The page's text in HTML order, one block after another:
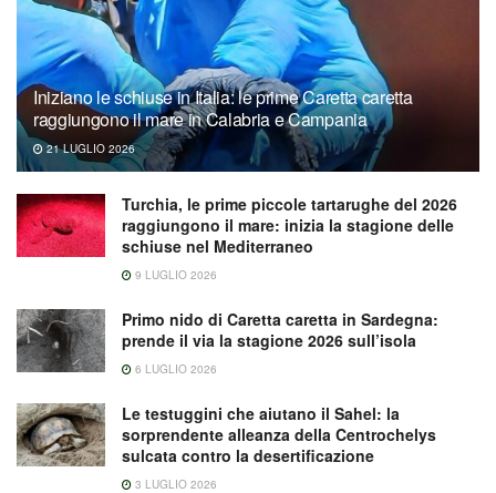
Iniziano le schiuse in Italia: le prime Caretta caretta
raggiungono il mare in Calabria e Campania
21 LUGLIO 2026
Turchia, le prime piccole tartarughe del 2026
raggiungono il mare: inizia la stagione delle
schiuse nel Mediterraneo
9 LUGLIO 2026
Primo nido di Caretta caretta in Sardegna:
prende il via la stagione 2026 sull’isola
6 LUGLIO 2026
Le testuggini che aiutano il Sahel: la
sorprendente alleanza della Centrochelys
sulcata contro la desertificazione
3 LUGLIO 2026